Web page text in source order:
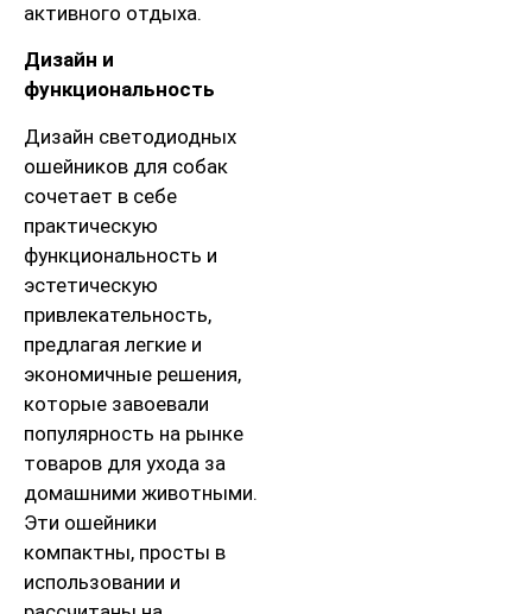
активного отдыха.
Дизайн и
функциональность
Дизайн светодиодных
ошейников для собак
сочетает в себе
практическую
функциональность и
эстетическую
привлекательность,
предлагая легкие и
экономичные решения,
которые завоевали
популярность на рынке
товаров для ухода за
домашними животными.
Эти ошейники
компактны, просты в
использовании и